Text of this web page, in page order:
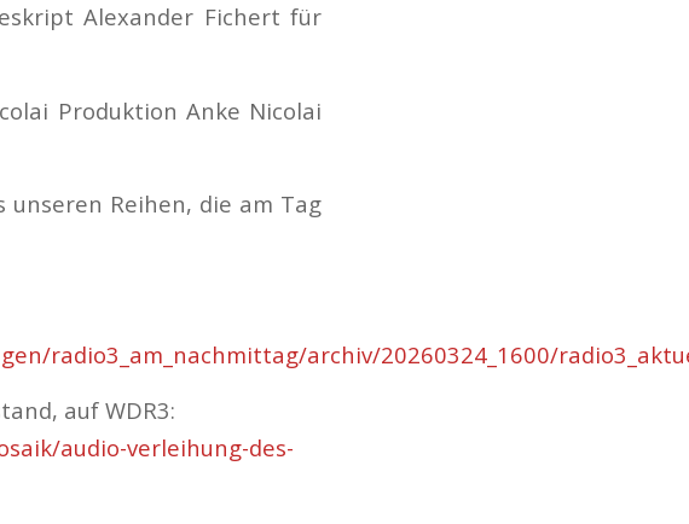
Alexander Fichert für
Produktion Anke Nicolai
unseren Reihen, die am Tag
radio3_am_nachmittag/archiv/20260324_1600/
auf WDR3:
audio-verleihung-des-